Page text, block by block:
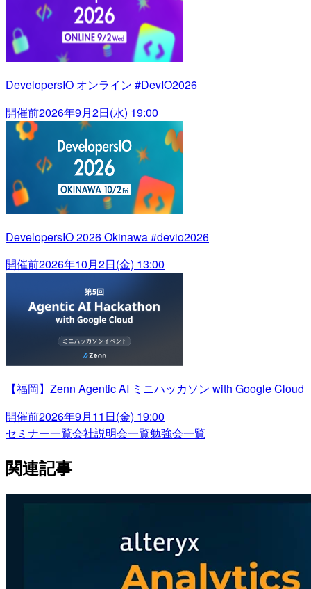
DevelopersIO オンライン #DevIO2026
開催前2026年9月2日(水) 19:00
DevelopersIO 2026 Okinawa #devio2026
開催前2026年10月2日(金) 13:00
【福岡】Zenn Agentic AI ミニハッカソン with Google Cloud
開催前2026年9月11日(金) 19:00
セミナー一覧会社説明会一覧勉強会一覧
関連記事